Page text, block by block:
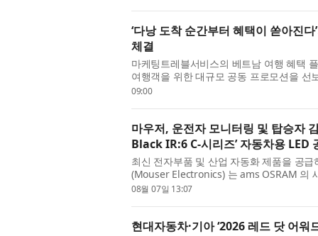
‘다낭 도착 순간부터 혜택이 쏟아진
체결
마케팅트레블서비스의 베트남 여행 혜택
여행객을 위한 대규모 공동 프로모션을
음료·관광·휴식까지 이어지는 모든 혜택을
09:00
마우저, 운전자 모니터링 및 탑승자
Black IR:6 C-시리즈’ 자동차용 LED
최신 전자부품 및 산업 자동화 제품을 공
(Mouser Electronics) 는 ams OSRAM 의
밝혔다. OSLON Black IR:6 LED 는 운전
08월 07일 13:07
현대자동차·기아 ‘2026 레드 닷 어워